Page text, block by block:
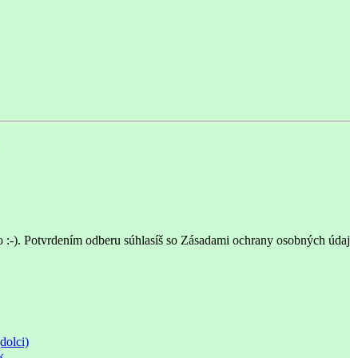
Potvrdením odberu súhlasíš so Zásadami ochrany osobných